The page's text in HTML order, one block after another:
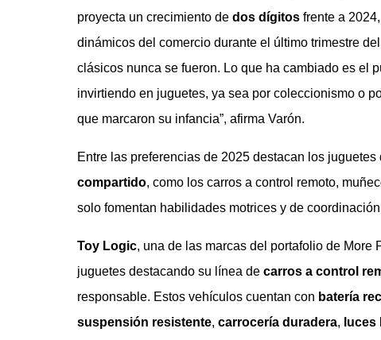
proyecta un crecimiento de dos dígitos frente a
dinámicos del comercio durante el último trimestre
clásicos nunca se fueron. Lo que ha cambiado es el
invirtiendo en juguetes, ya sea por coleccionismo o
que marcaron su infancia”, afirma Varón.
Entre las preferencias de 2025 destacan los juguetes
compartido, como los carros a control remoto,
solo fomentan habilidades motrices y de
Toy Logic, una de las marcas del portafolio de More
juguetes destacando su línea de carros a control
responsable. Estos vehículos cuentan con batería
suspensión resistente, carrocería duradera, luces